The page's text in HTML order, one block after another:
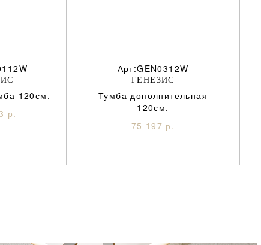
120см.
р.
Арт:GEN0312W
ГЕНЕЗИС
Тумба дополнительная
120см.
75 197 р.